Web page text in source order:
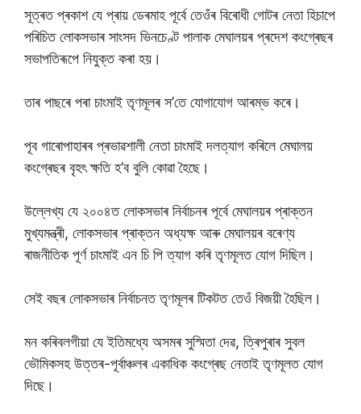
সূত্ৰত প্ৰকাশ যে প্ৰায় ডেৰমাহ পূৰ্বে তেওঁৰ বিৰোধী গোটৰ নেতা হিচাপে
পৰিচিত লোকসভাৰ সাংসদ ভিনচেণ্ট পালাক মেঘালয়ৰ প্ৰদেশ কংগ্ৰেছৰ
সভাপতিৰূপে নিযুক্ত কৰা হয়।
তাৰ পাছৰে পৰা চাংমাই তৃণমূলৰ স’তে যোগাযোগ আৰম্ভ কৰে।
পূব গাৰোপাহাৰৰ প্ৰভাৱশালী নেতা চাংমাই দলত্যাগ কৰিলে মেঘালয়
কংগ্ৰেছৰ বৃহৎ ক্ষতি হ’ব বুলি কোৱা হৈছে।
উল্লেখ্য যে ২০০৪ত লোকসভাৰ নিৰ্বাচনৰ পূৰ্বে মেঘালয়ৰ প্ৰাক্তন
মুখ্যমন্ত্ৰী, লোকসভাৰ প্ৰাক্তন অধ্যক্ষ আৰু মেঘালয়ৰ বৰেণ্য
ৰাজনীতিক পূৰ্ণ চাংমাই এন চি পি ত্যাগ কৰি তৃণমূলত যোগ দিছিল।
সেই বছৰ লোকসভাৰ নিৰ্বাচনত তৃণমূলৰ টিকটত তেওঁ বিজয়ী হৈছিল।
মন কৰিবলগীয়া যে ইতিমধ্যে অসমৰ সুস্মিতা দেৱ, ত্ৰিপুৰাৰ সুবল
ভৌমিকসহ উত্তৰ-পূৰ্বাঞ্চলৰ একাধিক কংগ্ৰেছ নেতাই তৃণমূলত যোগ
দিছে।